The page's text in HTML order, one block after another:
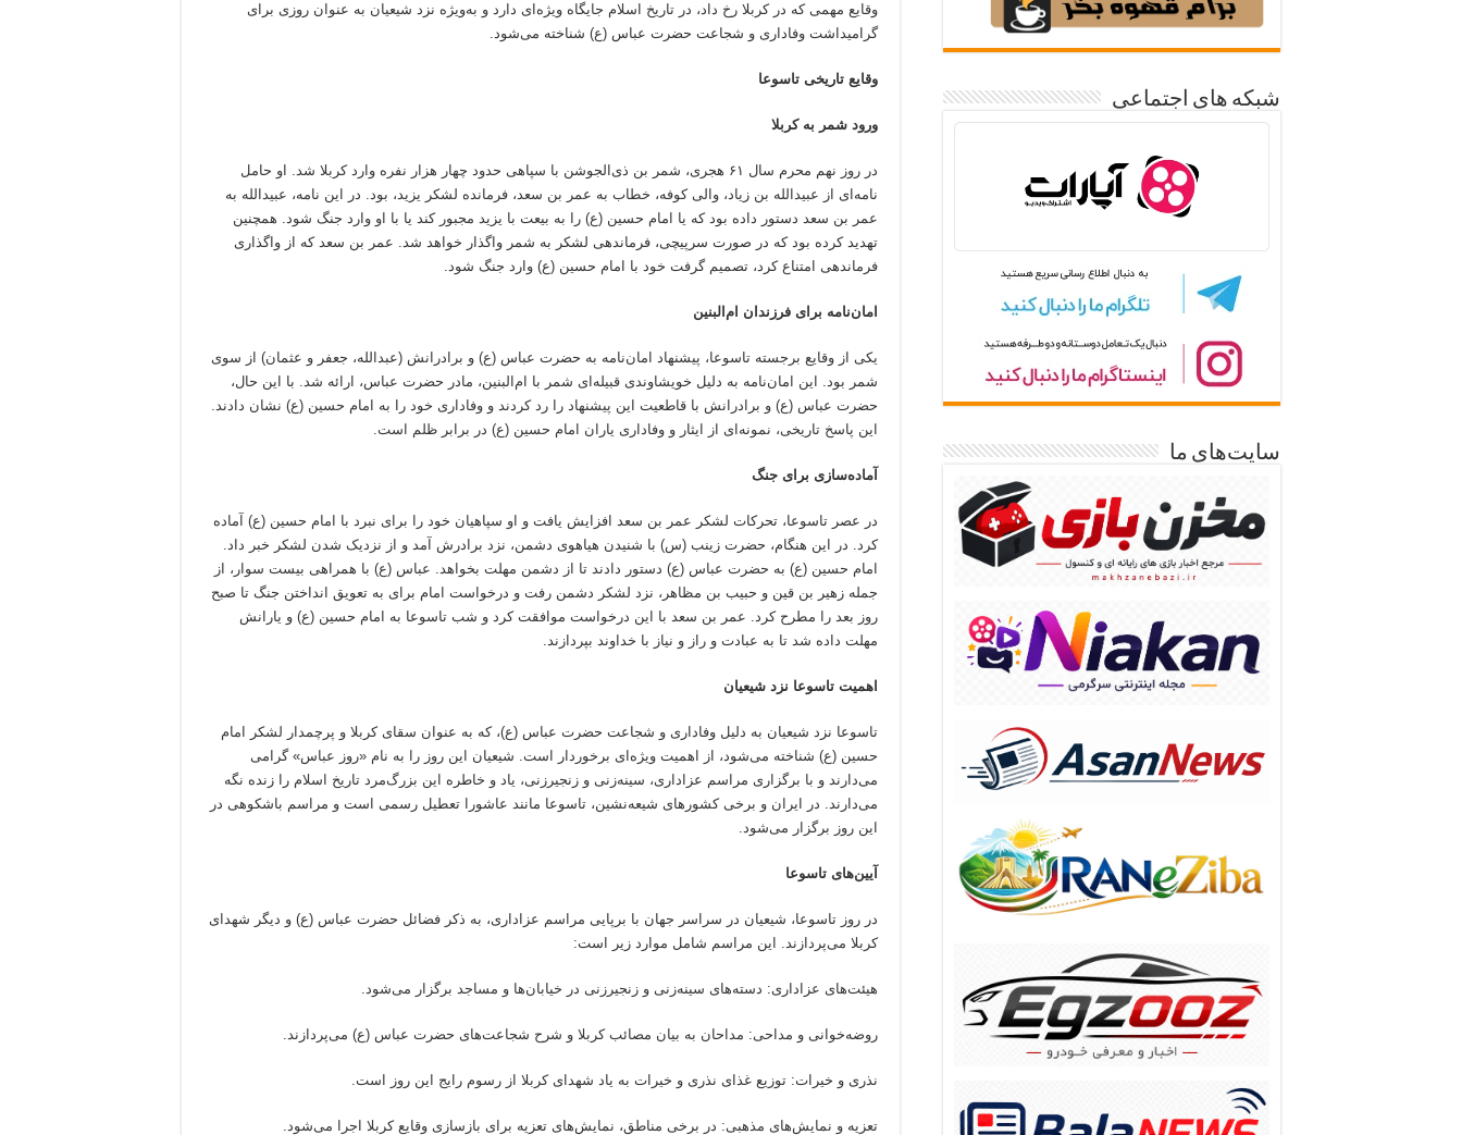
وقایع مهمی که در کربلا رخ داد، در تاریخ اسلام جایگاه ویژه‌ای دارد و به‌ویژه نزد شیعیان به عنوان روزی برای
گرامیداشت وفاداری و شجاعت حضرت عباس (ع) شناخته می‌شود.
وقایع تاریخی تاسوعا
ورود شمر به کربلا
در روز نهم محرم سال ۶۱ هجری، شمر بن ذی‌الجوشن با سپاهی حدود چهار هزار نفره وارد کربلا شد. او حامل
نامه‌ای از عبیدالله بن زیاد، والی کوفه، خطاب به عمر بن سعد، فرمانده لشکر یزید، بود. در این نامه، عبیدالله به
عمر بن سعد دستور داده بود که یا امام حسین (ع) را به بیعت با یزید مجبور کند یا با او وارد جنگ شود. همچنین
تهدید کرده بود که در صورت سرپیچی، فرماندهی لشکر به شمر واگذار خواهد شد. عمر بن سعد که از واگذاری
فرماندهی امتناع کرد، تصمیم گرفت خود با امام حسین (ع) وارد جنگ شود.
امان‌نامه برای فرزندان ام‌البنین
یکی از وقایع برجسته تاسوعا، پیشنهاد امان‌نامه به حضرت عباس (ع) و برادرانش (عبدالله، جعفر و عثمان) از سوی
شمر بود. این امان‌نامه به دلیل خویشاوندی قبیله‌ای شمر با ام‌البنین، مادر حضرت عباس، ارائه شد. با این حال،
حضرت عباس (ع) و برادرانش با قاطعیت این پیشنهاد را رد کردند و وفاداری خود را به امام حسین (ع) نشان دادند.
این پاسخ تاریخی، نمونه‌ای از ایثار و وفاداری یاران امام حسین (ع) در برابر ظلم است.
آماده‌سازی برای جنگ
در عصر تاسوعا، تحرکات لشکر عمر بن سعد افزایش یافت و او سپاهیان خود را برای نبرد با امام حسین (ع) آماده
کرد. در این هنگام، حضرت زینب (س) با شنیدن هیاهوی دشمن، نزد برادرش آمد و از نزدیک شدن لشکر خبر داد.
امام حسین (ع) به حضرت عباس (ع) دستور دادند تا از دشمن مهلت بخواهد. عباس (ع) با همراهی بیست سوار، از
جمله زهیر بن قین و حبیب بن مظاهر، نزد لشکر دشمن رفت و درخواست امام برای به تعویق انداختن جنگ تا صبح
روز بعد را مطرح کرد. عمر بن سعد با این درخواست موافقت کرد و شب تاسوعا به امام حسین (ع) و یارانش
مهلت داده شد تا به عبادت و راز و نیاز با خداوند بپردازند.
اهمیت تاسوعا نزد شیعیان
تاسوعا نزد شیعیان به دلیل وفاداری و شجاعت حضرت عباس (ع)، که به عنوان سقای کربلا و پرچمدار لشکر امام
حسین (ع) شناخته می‌شود، از اهمیت ویژه‌ای برخوردار است. شیعیان این روز را به نام «روز عباس» گرامی
می‌دارند و با برگزاری مراسم عزاداری، سینه‌زنی و زنجیرزنی، یاد و خاطره این بزرگ‌مرد تاریخ اسلام را زنده نگه
می‌دارند. در ایران و برخی کشورهای شیعه‌نشین، تاسوعا مانند عاشورا تعطیل رسمی است و مراسم باشکوهی در
این روز برگزار می‌شود.
آیین‌های تاسوعا
در روز تاسوعا، شیعیان در سراسر جهان با برپایی مراسم عزاداری، به ذکر فضائل حضرت عباس (ع) و دیگر شهدای
کربلا می‌پردازند. این مراسم شامل موارد زیر است:
هیئت‌های عزاداری: دسته‌های سینه‌زنی و زنجیرزنی در خیابان‌ها و مساجد برگزار می‌شود.
روضه‌خوانی و مداحی: مداحان به بیان مصائب کربلا و شرح شجاعت‌های حضرت عباس (ع) می‌پردازند.
نذری و خیرات: توزیع غذای نذری و خیرات به یاد شهدای کربلا از رسوم رایج این روز است.
تعزیه و نمایش‌های مذهبی: در برخی مناطق، نمایش‌های تعزیه برای بازسازی وقایع کربلا اجرا می‌شود.
شبکه های اجتماعی
سایت‌های ما